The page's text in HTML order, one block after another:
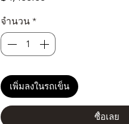
จำนวน *
เพิ่มลงในรถเข็น
ซื้อเลย